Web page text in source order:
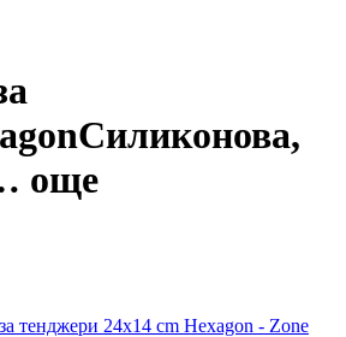
Силиконова,
още
тенджери 24x14 cm Hexagon - Zone